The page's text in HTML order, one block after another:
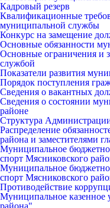
Кадровый резерв
Квалификационные
муниципальной службы
Конкурс на замещение
Основные обязанности
Основные ограничения и
службой
Показатели развития
Порядок поступления
Сведения о вакантных
Сведения о состоянии
районе
Структура
Распределение
района и заместителями
Муниципальное
спорт Мясниковского
Муниципальное
спорт Мясниковского
Противодействие
Муниципальное
района"